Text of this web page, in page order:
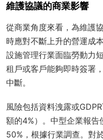
維護協議的商業影響
從商業角度來看，為維護
時應對不斷上升的營運成
設施管理行業面臨勞動力
租戶或客戶能夠即時簽署
中斷。
風險包括資料洩露或
額的4%）。中型企業報
50%，根據行業調查。對